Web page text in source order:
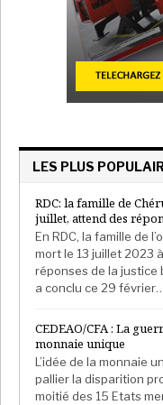
véhicules officiels.
Les politiciens qui
ensuite été
rouges à travers une
Deux sources
ministre des
et le président de
Damaro Camara
Amnesty
de la détention de
avait arbitrairement
entourant les
LES PLUS
RDC: la famille de
juillet, attend des
En RDC, la famille de
mort le 13 juillet 2023
réponses de la justice
a conclu ce 29
CEDEAO/CFA : La
monnaie unique
L’idée de la monnaie
pallier la disparition
moitié des 15 Etats